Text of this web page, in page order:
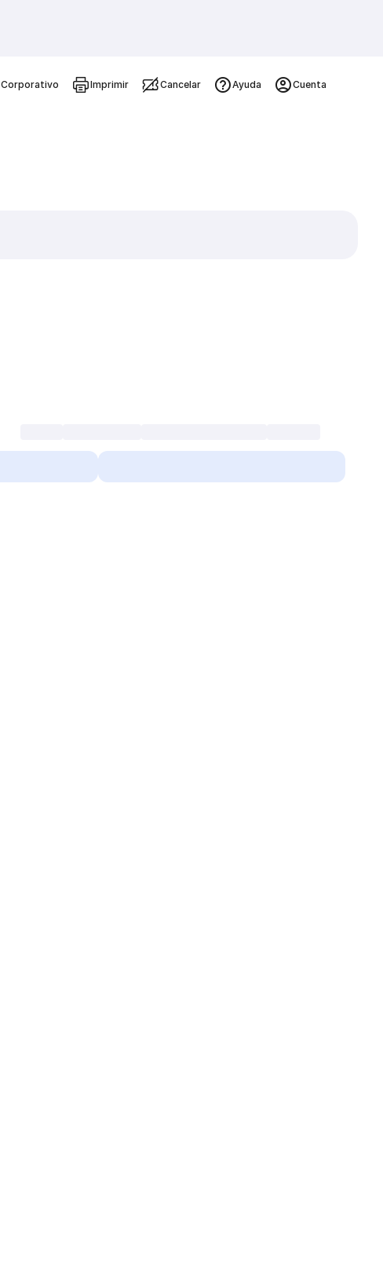
Corporativo Imprimir Cancelar Ayuda Cuenta